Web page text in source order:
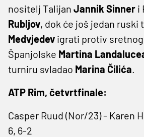
nositelj Talijan Jannik Sinner i
Rubljov, dok će još jedan ruski
Medvjedev igrati protiv
Španjolske Martina
turniru svladao Marina Čilića.
ATP Rim, četvrtfinale:
Casper Ruud (Nor/23) - Karen
6, 6-2